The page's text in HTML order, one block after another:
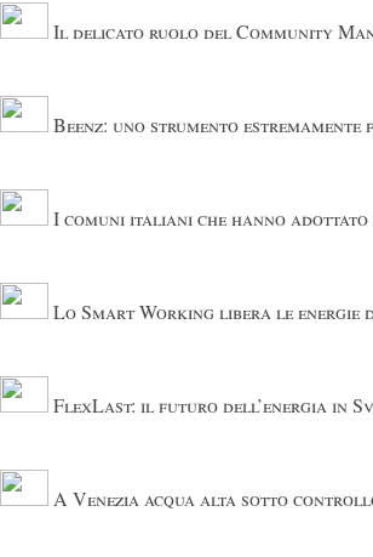
Il delicato ruolo del Community
Beenz: uno strumento
I comuni italiani che hanno adottato
Lo Smart Working libera le energie
FlexLast: il futuro dell’energia in
A Venezia acqua alta sotto